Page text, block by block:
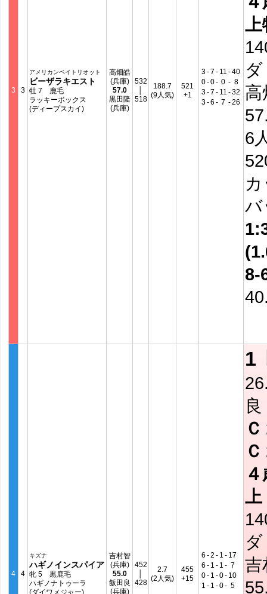
3 3
アメリカンペイトリオット
ビーザラキエスト
牡 7 鹿毛
ラッキーボックス
(ディープスカイ)
高畑皓
(兵庫)
57.0
黒田隆
(兵庫)
532
518
188.7
(9人気)
521
+1
3-7 - 11 -40
0-0- 0 - 8
3-7 - 11 -32
3-6 - 7 -26
6
8-
4 4
キズナ
ハギノインスパイア
牝 5 黒鹿毛
ハギノナトゥーラ
吉村智
(兵庫)
55.0
飯田良
(兵庫)
452
428
2.7
(2人気)
455
+15
6 -2 - 1 - 17
6 - 1 - 1 - 7
0- 1 -0- 10
1 - 1 -0- 5
1
良
上